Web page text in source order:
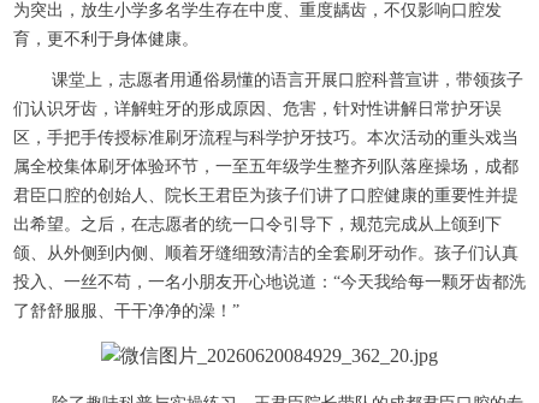
为突出，放生小学多名学生存在中度、重度龋齿，不仅影响口腔发
育，更不利于身体健康。
课堂上，志愿者用通俗易懂的语言开展口腔科普宣讲，带领孩子
们认识牙齿，详解蛀牙的形成原因、危害，针对性讲解日常护牙误
区，手把手传授标准刷牙流程与科学护牙技巧。本次活动的重头戏当
属全校集体刷牙体验环节，一至五年级学生整齐列队落座操场，成都
君臣口腔的创始人、院长王君臣为孩子们讲了口腔健康的重要性并提
出希望。之后，在志愿者的统一口令引导下，规范完成从上颌到下
颌、从外侧到内侧、顺着牙缝细致清洁的全套刷牙动作。孩子们认真
投入、一丝不苟，一名小朋友开心地说道：“今天我给每一颗牙齿都洗
了舒舒服服、干干净净的澡！”